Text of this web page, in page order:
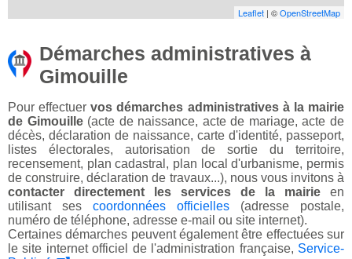
Leaflet | ©OpenStreetMap
Démarches administratives à
Gimouille
Pour effectuervos démarches administratives à la mairie
de Gimouille(acte de naissance, acte de mariage, acte de
décès, déclaration de naissance, carte d'identité, passeport,
listes électorales, autorisation de sortie du territoire,
recensement, plan cadastral, plan local d'urbanisme, permis
de construire, déclaration de travaux...), nous vous invitons à
contacter directement les services de la mairie en
utilisant ses coordonnées officielles (adresse postale,
numéro de téléphone, adresse e-mail ou site internet).
Certaines démarches peuvent également être effectuées sur
le site internet officiel de l'administration française, Service-